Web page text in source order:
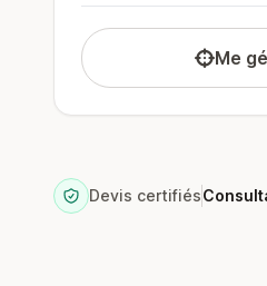
Me
Devis certifiés